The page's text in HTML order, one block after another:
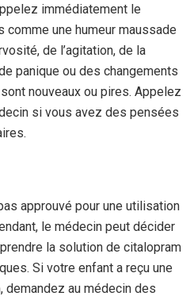
immédiatement le
une humeur maussade
de l’agitation, de la
panique ou des changements
sont nouveaux ou pires. Appelez
si vous avez des pensées
approuvé pour une utilisation
le médecin peut décider
la solution de citalopram
Si votre enfant a reçu une
demandez au médecin des